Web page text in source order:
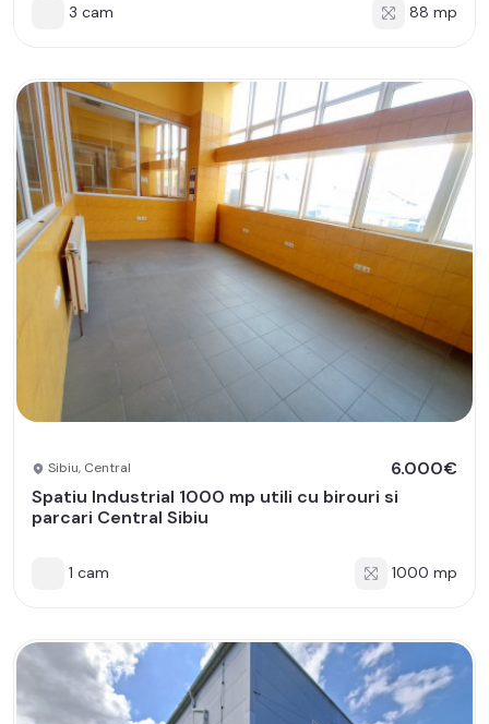
3 cam 88 mp
Sibiu, Central
6.000€
Spatiu Industrial 1000 mp utili cu birouri si
parcari Central Sibiu
1 cam 1000 mp